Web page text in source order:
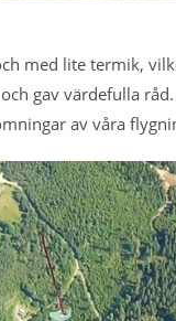
med lite termik,
gav värdefulla
av våra